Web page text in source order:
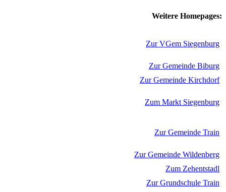
Weitere Homepages:
Zur VGem Siegenburg
Zur Gemeinde Biburg
Zur Gemeinde Kirchdorf
Zum Markt Siegenburg
Zur Gemeinde Train
Zur Gemeinde Wildenberg
Zum Zehentstadl
Zur Grundschule Train